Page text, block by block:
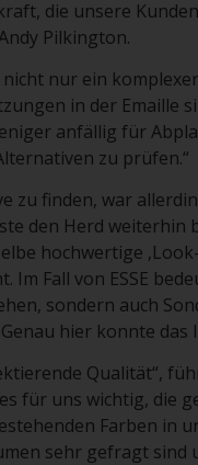
die unsere
Pilkington.
nicht nur ein
in der Emaille
anfällig für
zu prüfen.“
zu finden, war
den Herd
hochwertige
Im Fall von ESSE
sondern auch
hier konnte
Qualität“,
für uns wichtig, die
Farben in
sehr gefragt sind